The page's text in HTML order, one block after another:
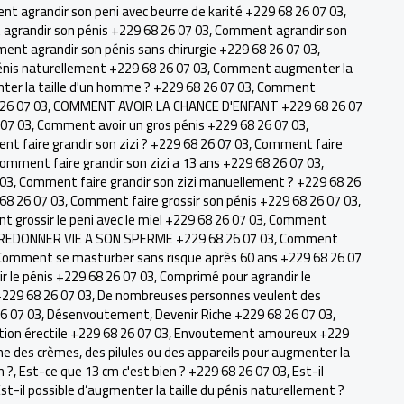
agrandir son peni avec beurre de karité +229 68 26 07 03,
son pénis +229 68 26 07 03,Comment agrandir son
agrandir son pénis sans chirurgie +229 68 26 07 03,
naturellement +229 68 26 07 03,Comment augmenter la
la taille d'un homme ? +229 68 26 07 03,Comment
07 03,COMMENT AVOIR LA CHANCE D'ENFANT +229 68 26 07
03,Comment avoir un gros pénis +229 68 26 07 03,
faire grandir son zizi ? +229 68 26 07 03,Comment faire
faire grandir son zizi a 13 ans +229 68 26 07 03,
,Comment faire grandir son zizi manuellement ? +229 68 26
26 07 03,Comment faire grossir son pénis +229 68 26 07 03,
grossir le peni avec le miel +229 68 26 07 03,Comment
VIE A SON SPERME +229 68 26 07 03,Comment
se masturber sans risque après 60 ans +229 68 26 07
pénis +229 68 26 07 03,Comprimé pour agrandir le
68 26 07 03,De nombreuses personnes veulent des
07 03,Désenvoutement,Devenir Riche +229 68 26 07 03,
érectile +229 68 26 07 03,Envoutement amoureux +229
crèmes, des pilules ou des appareils pour augmenter la
?,Est-ce que 13 cm c'est bien ? +229 68 26 07 03,Est-il
il possible d’augmenter la taille du pénis naturellement ?